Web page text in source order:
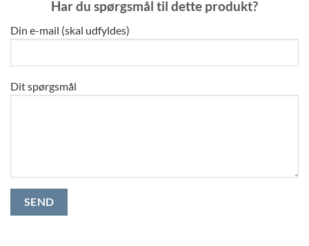
Har du spørgsmål til dette produkt?
Din e-mail (skal udfyldes)
Dit spørgsmål